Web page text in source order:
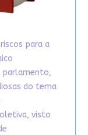
para a
parlamento,
do tema
visto